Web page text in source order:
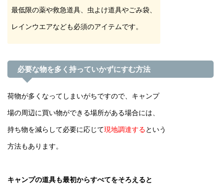
最低限の薬や救急道具、虫よけ道具やごみ袋、
レインウエアなども必須のアイテムです。
必要な物を多く持っていかずにすむ方法
荷物が多くなってしまいがちですので、キャンプ
場の周辺に買い物ができる場所がある場合には、
持ち物を減らして必要に応じて現地調達するという
方法もあります。
キャンプの道具も最初からすべてをそろえると